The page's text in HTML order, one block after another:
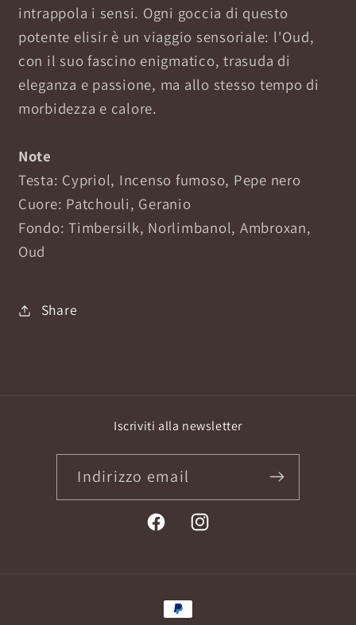
intrappola i sensi. Ogni goccia di questo
potente elisir è un viaggio sensoriale: l'Oud,
con il suo fascino enigmatico, trasuda di
eleganza e passione, ma allo stesso tempo di
morbidezza e calore.
Note
Testa: Cypriol, Incenso fumoso, Pepe nero
Cuore: Patchouli, Geranio
Fondo: Timbersilk, Norlimbanol, Ambroxan,
Oud
Share
Iscriviti alla newsletter
Indirizzo email
FacebookInstagram
Metodi